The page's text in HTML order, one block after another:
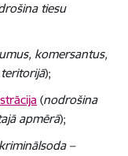
tiesu
komersantus,
);
(nodrošina
apmērā);
–